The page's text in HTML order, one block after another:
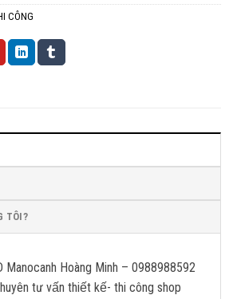
CÔNG
TÔI?
Manocanh Hoàng Minh – 0988988592
tư vấn thiết kế- thi công shop